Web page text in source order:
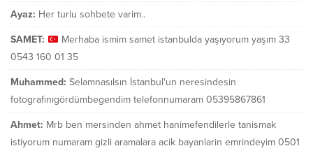
Ayaz: Her turlu sohbete varim..
SAMET:
Merhaba ismim samet istanbulda yaşıyorum yaşım 33
0543 160 01 35
Muhammed: Selamnasılsın İstanbul'un neresindesin
fotografınıgördümbegendim telefonnumaram 05395867861
Ahmet: Mrb ben mersinden ahmet hanimefendilerle tanismak
istiyorum numaram gizli aramalara acik bayanlarin emrindeyim 0501